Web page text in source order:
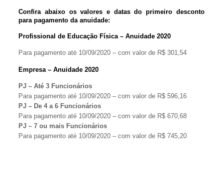
Confira abaixo os valores e datas do primeiro desconto
para pagamento da anuidade:
Profissional de Educação Física – Anuidade 2020
Para pagamento até 10/09/2020 – com valor de R$ 301,54
Empresa – Anuidade 2020
PJ – Até 3 Funcionários
Para pagamento até 10/09/2020 – com valor de R$ 596,16
PJ – De 4 a 6 Funcionários
Para pagamento até 10/09/2020 – com valor de R$ 670,68
PJ – 7 ou mais Funcionários
Para pagamento até 10/09/2020 – com valor de R$ 745,20